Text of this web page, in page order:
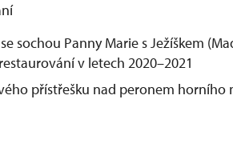
sochou Panny Marie s Ježíškem
v letech 2020–2021
přístřešku nad peronem horního